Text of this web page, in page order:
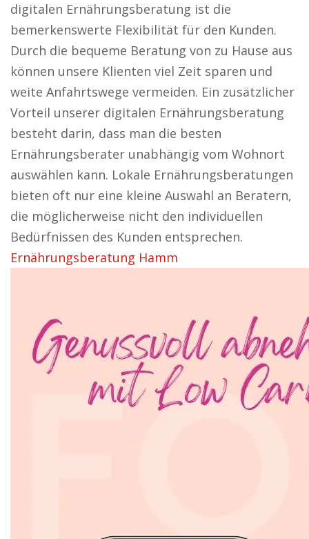
digitalen Ernährungsberatung ist die
bemerkenswerte Flexibilität für den Kunden.
Durch die bequeme Beratung von zu Hause aus
können unsere Klienten viel Zeit sparen und
weite Anfahrtswege vermeiden. Ein zusätzlicher
Vorteil unserer digitalen Ernährungsberatung
besteht darin, dass man die besten
Ernährungsberater unabhängig vom Wohnort
auswählen kann. Lokale Ernährungsberatungen
bieten oft nur eine kleine Auswahl an Beratern,
die möglicherweise nicht den individuellen
Bedürfnissen des Kunden entsprechen.
Ernährungsberatung Hamm